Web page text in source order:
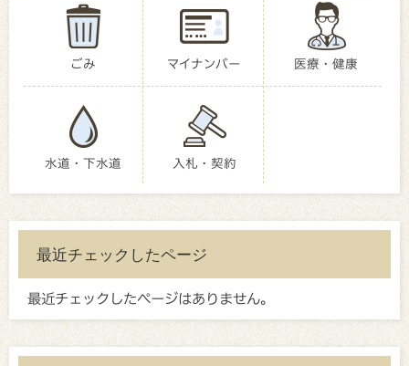
ごみ マイナンバー 医療・健康
水道・下水道 入札・契約
最近チェックしたページ
最近チェックしたページはありません。